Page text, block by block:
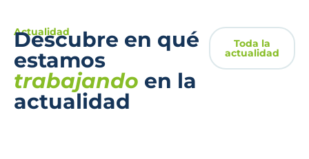
Actualidad
Descubre en qué
estamos
trabajando en la
actualidad
Toda la
actualidad